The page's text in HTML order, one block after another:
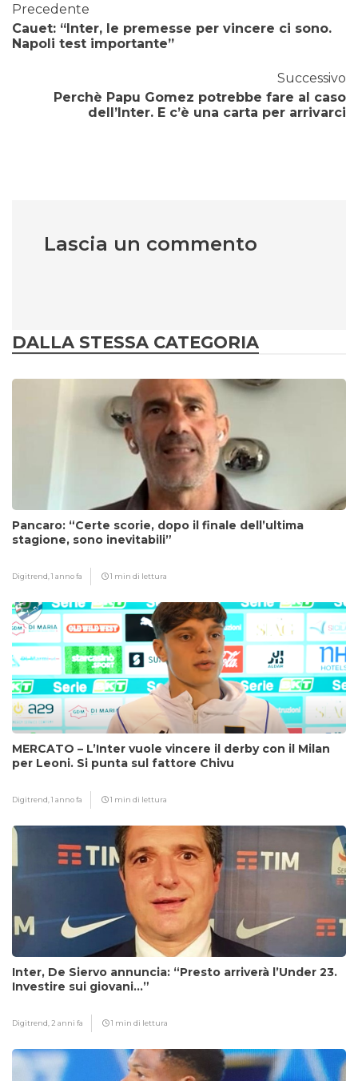
Precedente
Cauet: “Inter, le premesse per vincere ci sono.
Napoli test importante”
Successivo
Perchè Papu Gomez potrebbe fare al caso
dell’Inter. E c’è una carta per arrivarci
Lascia un commento
DALLA STESSA CATEGORIA
Pancaro: “Certe scorie, dopo il finale dell’ultima
stagione, sono inevitabili”
Digitrend,1 anno fa 1 min di lettura
MERCATO – L’Inter vuole vincere il derby con il Milan
per Leoni. Si punta sul fattore Chivu
Digitrend,1 anno fa 1 min di lettura
Inter, De Siervo annuncia: “Presto arriverà l’Under 23.
Investire sui giovani…”
Digitrend, 2 anni fa 1 min di lettura